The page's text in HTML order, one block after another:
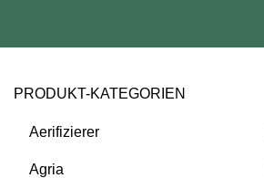
PRODUKT-KATEGORIEN
Aerifizierer
Agria